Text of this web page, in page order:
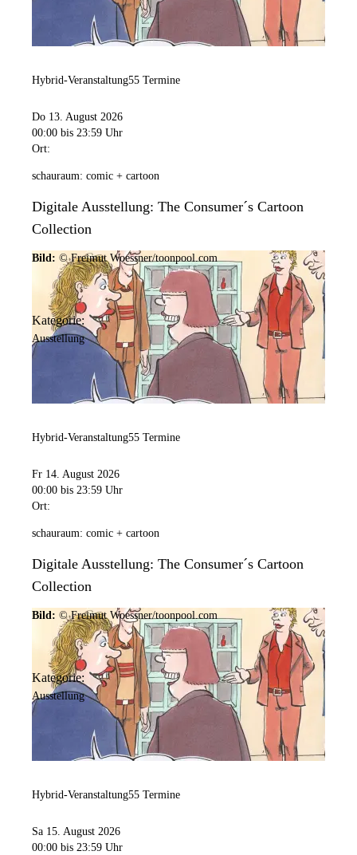
Hybrid-Veranstaltung55 Termine
Do 13. August 2026
00:00 bis 23:59 Uhr
Ort:
schauraum: comic + cartoon
Digitale Ausstellung: The Consumer´s Cartoon
Collection
Bild: © Freimut Woessner/toonpool.com
Kategorie:
Ausstellung
Hybrid-Veranstaltung55 Termine
Fr 14. August 2026
00:00 bis 23:59 Uhr
Ort:
schauraum: comic + cartoon
Digitale Ausstellung: The Consumer´s Cartoon
Collection
Bild: © Freimut Woessner/toonpool.com
Kategorie:
Ausstellung
Hybrid-Veranstaltung55 Termine
Sa 15. August 2026
00:00 bis 23:59 Uhr